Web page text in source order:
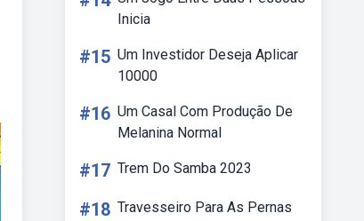
Inicia
#15 Um Investidor Deseja Aplicar
10000
#16 Um Casal Com Produção De
Melanina Normal
#17 Trem Do Samba 2023
#18 Travesseiro Para As Pernas